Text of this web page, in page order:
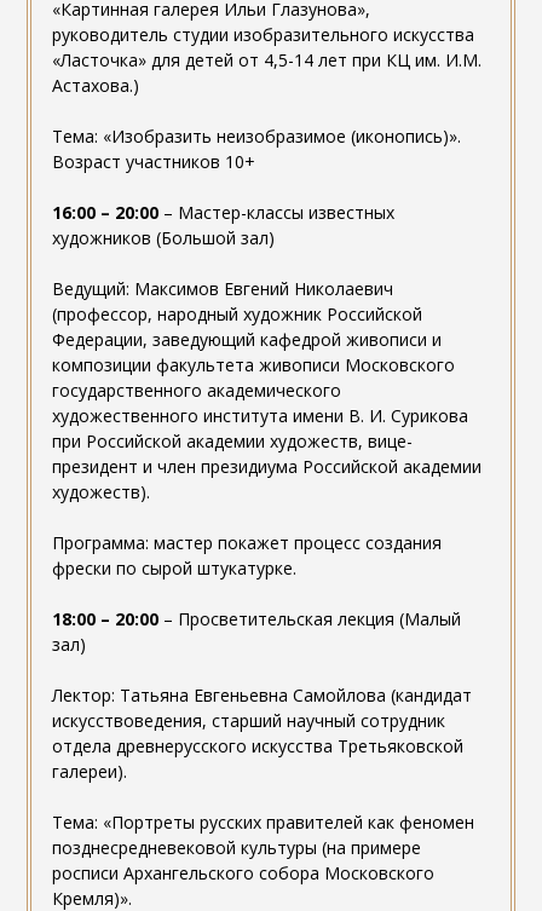
«Картинная галерея Ильи Глазунова»,
руководитель студии изобразительного искусства
«Ласточка» для детей от 4,5-14 лет при КЦ им. И.М.
Астахова.)
Тема: «Изобразить неизобразимое (иконопись)».
Возраст участников 10+
16:00 – 20:00– Мастер-классы известных
художников (Большой зал)
Ведущий: Максимов Евгений Николаевич
(профессор, народный художник Российской
Федерации, заведующий кафедрой живописи и
композиции факультета живописи Московского
государственного академического
художественного института имени В. И. Сурикова
при Российской академии художеств, вице-
президент и член президиума Российской академии
художеств).
Программа: мастер покажет процесс создания
фрески по сырой штукатурке.
18:00 – 20:00– Просветительская лекция (Малый
зал)
Лектор: Татьяна Евгеньевна Самойлова (кандидат
искусствоведения, старший научный сотрудник
отдела древнерусского искусства Третьяковской
галереи).
Тема: «Портреты русских правителей как феномен
позднесредневековой культуры (на примере
росписи Архангельского собора Московского
Кремля)».